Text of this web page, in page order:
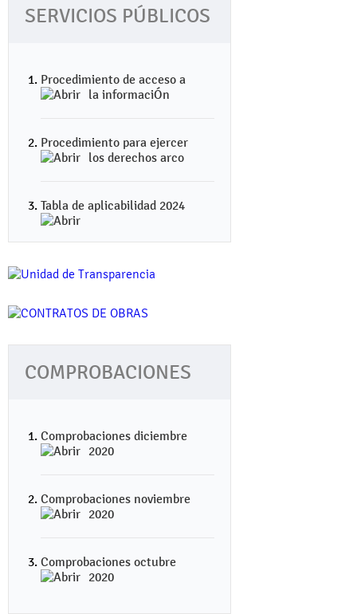
SERVICIOS PÚBLICOS
Procedimiento de acceso a
la informaciÓn
Procedimiento para ejercer
los derechos arco
Tabla de aplicabilidad 2024
COMPROBACIONES
Comprobaciones diciembre
2020
Comprobaciones noviembre
2020
Comprobaciones octubre
2020